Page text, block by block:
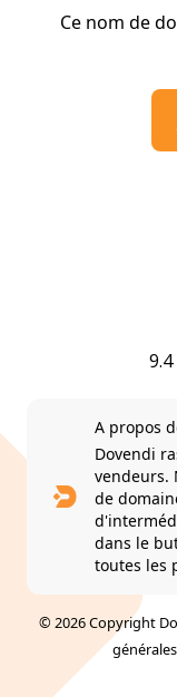
Ce nom de
9.4
A propos
Dovendi
vendeurs.
de
dans le
toutes les
© 2026 Copyright
générales